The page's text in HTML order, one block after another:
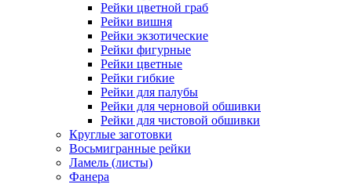
Рейки цветной граб
Рейки вишня
Рейки экзотические
Рейки фигурные
Рейки цветные
Рейки гибкие
Рейки для палубы
Рейки для черновой обшивки
Рейки для чистовой обшивки
Круглые заготовки
Восьмигранные рейки
Ламель (листы)
Фанера